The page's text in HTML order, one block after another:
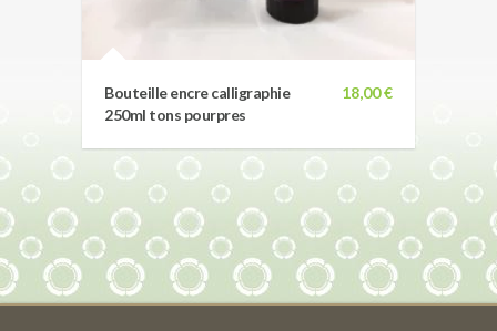
18,00 €
Bouteille encre calligraphie
250ml tons pourpres